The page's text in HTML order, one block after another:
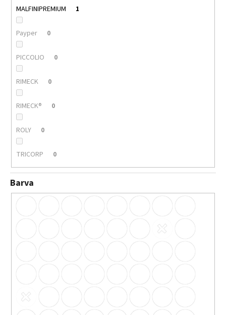
MALFINIPREMIUM 1
Payper 0
PICCOLIO 0
RIMECK 0
RIMECK® 0
ROLY 0
TRICORP 0
Barva